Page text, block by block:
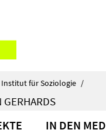
Institut für Soziologie /
GERHARDS
IN DEN